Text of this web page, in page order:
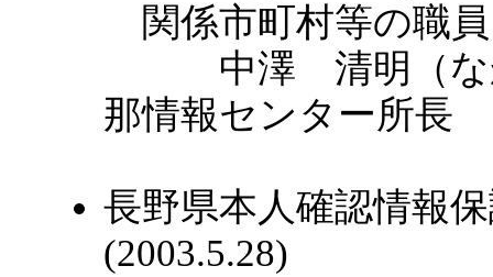
関係市町村等の職員
中澤 清明（な
那情報センター所長
長野県本人確認情報
(2003.5.28)